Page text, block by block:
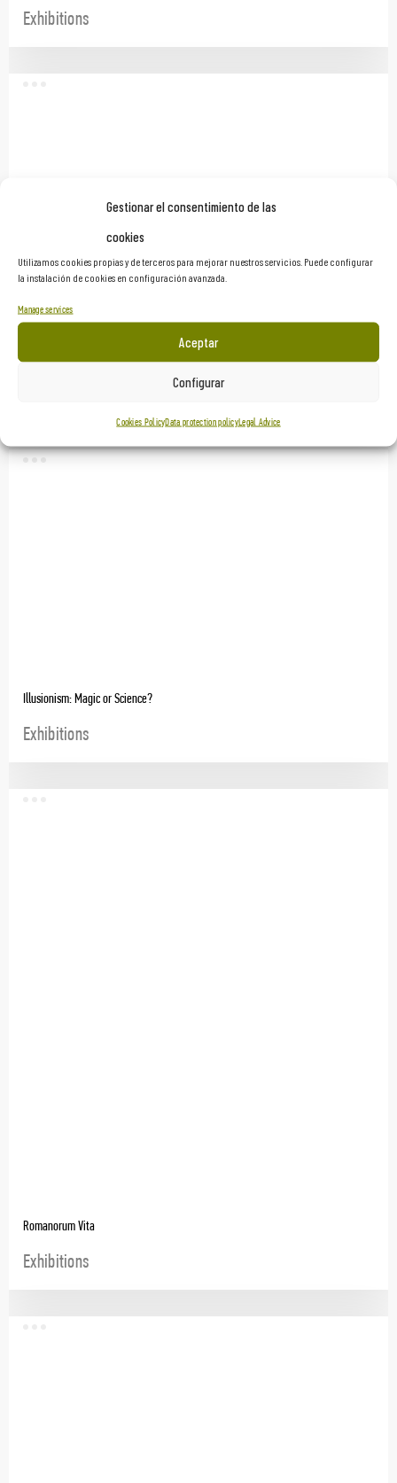
Gestionar el consentimiento de las
cookies
Utilizamos cookies propias y de terceros para mejorar nuestros servicios. Puede configurar
la instalación de cookies en configuración avanzada.
Manage services
Aceptar
Configurar
Cookies PolicyData protection policyLegal Advice
Exhibitions
Floresta. “Muito mais do que madeira”
Illusionism: Magic or Science?
Exhibitions
Romanorum Vita
Exhibitions